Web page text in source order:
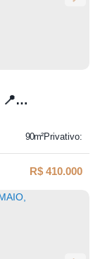
R$ 410.000
Privativo:
90m²